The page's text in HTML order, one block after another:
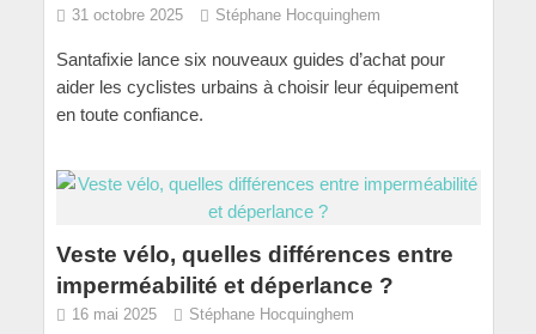
31 octobre 2025 Stéphane Hocquinghem
Santafixie lance six nouveaux guides d’achat pour
aider les cyclistes urbains à choisir leur équipement
en toute confiance.
Veste vélo, quelles différences entre
imperméabilité et déperlance ?
16 mai 2025 Stéphane Hocquinghem